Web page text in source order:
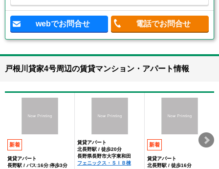
webでお問合せ 電話でお問合せ
戸根川貸家4号周辺の賃貸マンション・アパート情報
新着
賃貸アパート
長野駅 / バス:16分:停歩3分
賃貸アパート
北長野駅 / 徒歩20分
長野県長野市大字東和田
フェニックス・ＳＩＢ棟
新着
賃貸アパート
北長野駅 / 徒歩16分